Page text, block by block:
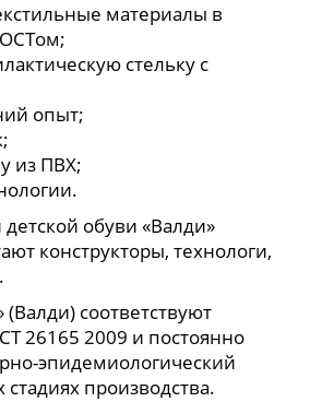
материалы в
стельку с
опыт;
из ПВХ;
обуви «Валди»
конструкторы, технологи,
(Валди) соответствуют
26165 2009 и постоянно
эпидемиологический
стадиях производства.